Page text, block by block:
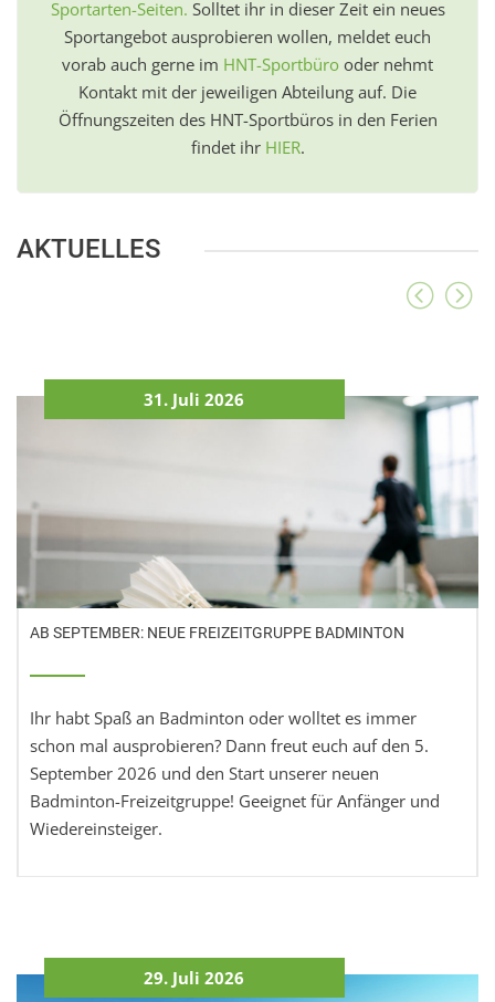
Sportarten-Seiten. Solltet ihr in dieser Zeit ein neues
Sportangebot ausprobieren wollen, meldet euch
vorab auch gerne im HNT-Sportbüro oder nehmt
Kontakt mit der jeweiligen Abteilung auf. Die
Öffnungszeiten des HNT-Sportbüros in den Ferien
findet ihr HIER.
AKTUELLES
31. Juli 2026
AB SEPTEMBER: NEUE FREIZEITGRUPPE BADMINTON
Ihr habt Spaß an Badminton oder wolltet es immer
schon mal ausprobieren? Dann freut euch auf den 5.
September 2026 und den Start unserer neuen
Badminton-Freizeitgruppe! Geeignet für Anfänger und
Wiedereinsteiger.
29. Juli 2026